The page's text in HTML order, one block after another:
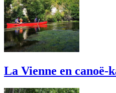
La Vienne en canoë-